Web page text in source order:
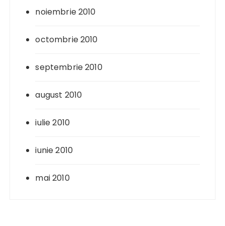
noiembrie 2010
octombrie 2010
septembrie 2010
august 2010
iulie 2010
iunie 2010
mai 2010